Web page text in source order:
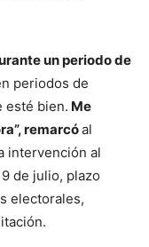
un periodo de
periodos de
esté bien. Me
remarcóal
intervención al
de julio, plazo
electorales,